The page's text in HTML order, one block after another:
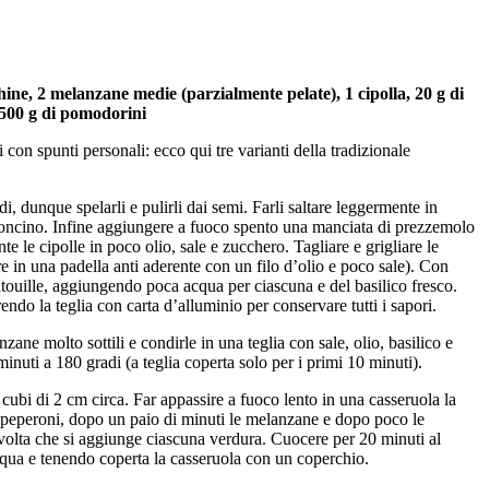
2 melanzane medie (parzialmente pelate), 1 cipolla, 20 g di
g di pomodorini
spunti personali: ecco qui tre varianti della tradizionale
dunque spelarli e pulirli dai semi. Farli saltare leggermente in
Infine aggiungere a fuoco spento una manciata di prezzemolo
le cipolle in poco olio, sale e zucchero. Tagliare e grigliare le
in una padella anti aderente con un filo d’olio e poco sale). Con
aggiungendo poca acqua per ciascuna e del basilico fresco.
la teglia con carta d’alluminio per conservare tutti i sapori.
molto sottili e condirle in una teglia con sale, olio, basilico e
a 180 gradi (a teglia coperta solo per i primi 10 minuti).
di 2 cm circa. Far appassire a fuoco lento in una casseruola la
dopo un paio di minuti le melanzane e dopo poco le
che si aggiunge ciascuna verdura. Cuocere per 20 minuti al
e tenendo coperta la casseruola con un coperchio.